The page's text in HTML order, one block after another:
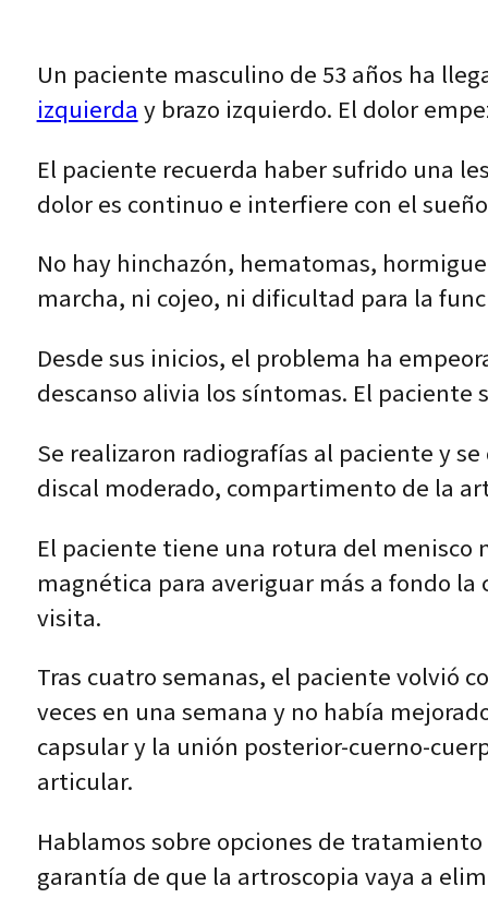
Un paciente masculino de 53 años ha
izquierda y brazo izquierdo. El dolor
El paciente recuerda haber sufrido una
dolor es continuo e interfiere con el
No hay hinchazón, hematomas,
marcha, ni cojeo, ni dificultad para la
Desde sus inicios, el problema ha
descanso alivia los síntomas. El paciente
Se realizaron radiografías al paciente y
discal moderado, compartimento de la
El paciente tiene una rotura del menisco
magnética para averiguar más a fondo
visita.
Tras cuatro semanas, el paciente volvió
veces en una semana y no había
capsular y la unión posterior-cuerno-
articular.
Hablamos sobre opciones de
garantía de que la artroscopia vaya a